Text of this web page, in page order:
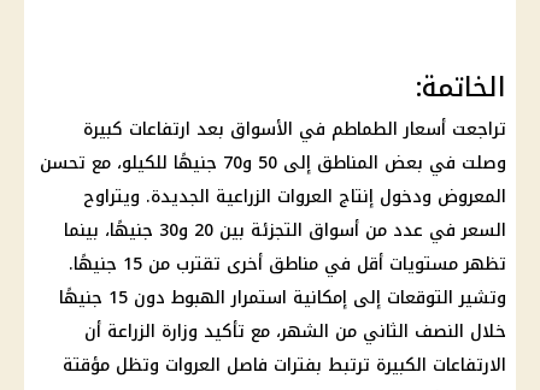
الخاتمة:
تراجعت أسعار الطماطم في الأسواق بعد ارتفاعات كبيرة
وصلت في بعض المناطق إلى 50 و70 جنيهًا للكيلو، مع تحسن
المعروض ودخول إنتاج العروات الزراعية الجديدة. ويتراوح
السعر في عدد من أسواق التجزئة بين 20 و30 جنيهًا، بينما
تظهر مستويات أقل في مناطق أخرى تقترب من 15 جنيهًا.
وتشير التوقعات إلى إمكانية استمرار الهبوط دون 15 جنيهًا
خلال النصف الثاني من الشهر، مع تأكيد وزارة الزراعة أن
الارتفاعات الكبيرة ترتبط بفترات فاصل العروات وتظل مؤقتة